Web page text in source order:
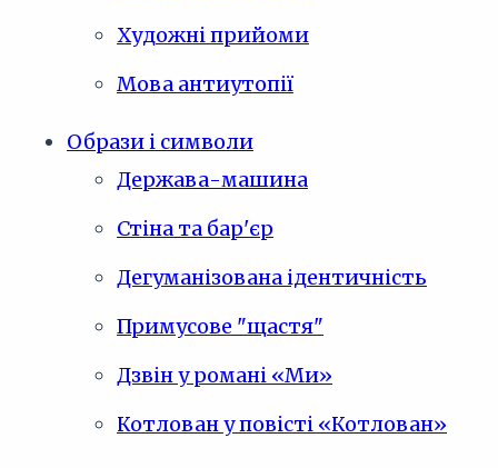
Художні прийоми
Мова антиутопії
Образи і символи
Держава-машина
Стіна та бар'єр
Дегуманізована ідентичність
Примусове "щастя"
Дзвін у романі «Ми»
Котлован у повісті «Котлован»